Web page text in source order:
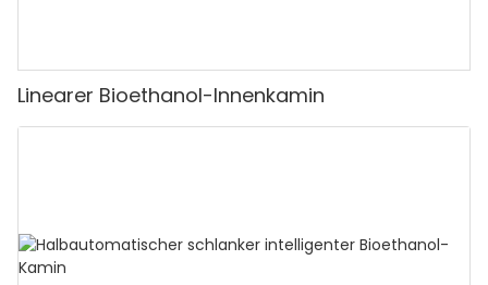
Linearer Bioethanol-Innenkamin